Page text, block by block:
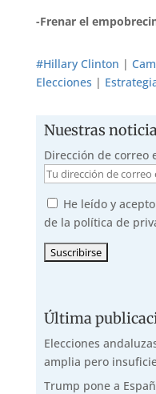
-Frenar el
#Hillary Clinton |
Elecciones |
Nuestras
Dirección de correo
He leído y
de la política de
Última
Elecciones
amplia pero
Trump pone a